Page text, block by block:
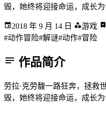
毁，她终将迎接命运，成长为
2018 年 9 月 14 日 游戏
#动作冒险#解谜#动作#冒险
作品简介
劳拉·克劳馥一路狂奔，拯救
毁，她终将迎接命运，成长为